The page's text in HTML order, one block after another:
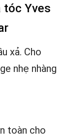
tóc Yves
xả. Cho
nhẹ nhàng
toàn cho